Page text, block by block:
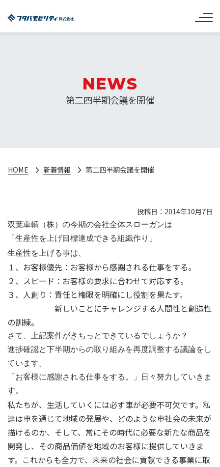
NEWS
第二四半期会議を開催
HOME 新着情報 第二四半期会議を開催
投稿日：2014年10月7日
双葉車輌（株）の今期の会社全体スローガンは
「生産性を上げ目標達成できる組織作り」
生産性を上げる事は、
１、お客様優先：お客様から感謝される仕事をする。
２、スピード：お客様の要求に合わせて対応する。
３、人創り：責任と権限を明確にし役割を果たす。
新しいことにチャレンジする人間性と創造性
の訓練。
さて、上記案件がきちっとできているでしょうか？
進捗確認と下半期からの取り組みを再度調整する議論をし
ています。
「お客様に感謝される仕事をする。」日々努力していきま
す。
私たちが、生活していくには必ず車が必要不可欠です。私
達は車を通じて地域の発展や、どのような車社会の未来が
描けるのか、そして、常にその時代に必要な新たな商品を
開発し、その商品価値を地域のお客様に提供していきま
す。これからも全力で、未来の社会に貢献できる事業に取